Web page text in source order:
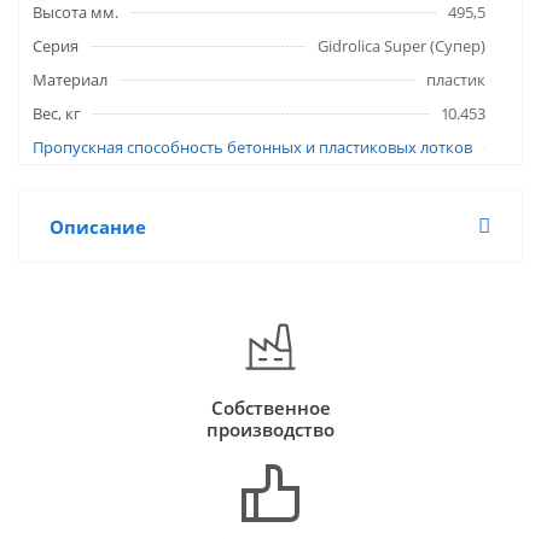
Высота мм.
495,5
Серия
Gidrolica Super (Супер)
Материал
пластик
Вес, кг
10.453
Пропускная способность бетонных и пластиковых лотков
Описание
Собственное
производство